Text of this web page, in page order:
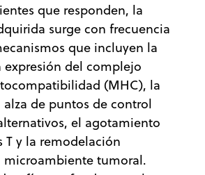
que responden, la
surge con frecuencia
que incluyen la
expresión del complejo
(MHC), la
de puntos de control
el agotamiento
T y la remodelación
tumoral.